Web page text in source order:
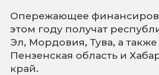
Опережающее
этом году получат
Эл, Мордовия, Тува, а также
Пензенская область и
край.